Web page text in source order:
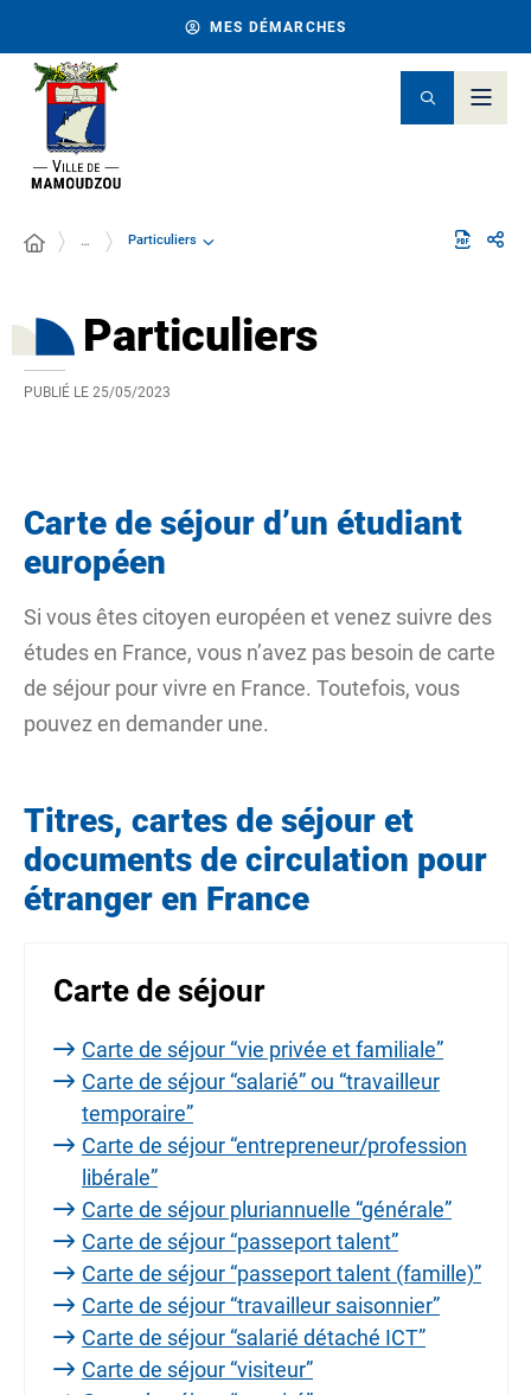
MES DÉMARCHES
… Particuliers
Particuliers
PUBLIÉ LE 25/05/2023
Carte de séjour d’un étudiant
européen
Si vous êtes citoyen européen et venez suivre des
études en France, vous n’avez pas besoin de carte
de séjour pour vivre en France. Toutefois, vous
pouvez en demander une.
Titres, cartes de séjour et
documents de circulation pour
étranger en France
Carte de séjour
Carte de séjour “vie privée et familiale”
Carte de séjour “salarié” ou “travailleur
temporaire”
Carte de séjour “entrepreneur/profession
libérale”
Carte de séjour pluriannuelle “générale”
Carte de séjour “passeport talent”
Carte de séjour “passeport talent (famille)”
Carte de séjour “travailleur saisonnier”
Carte de séjour “salarié détaché ICT”
Carte de séjour “visiteur”